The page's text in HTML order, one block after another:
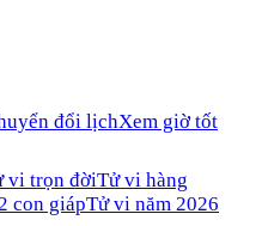
đổi lịchXem giờ tốt
vi trọn đờiTử vi hàng
con giápTử vi năm 2026